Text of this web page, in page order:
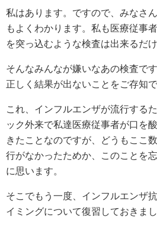
私はあります。ですので、みなさ
もよくわかります。私も医療従事
を突っ込むような検査は出来るだ
そんなみんなが嫌いなあの検査で
正しく結果が出ないことをご存知
これ、インフルエンザが流行する
ック外来で私達医療従事者が口を
きたことなのですが、どうもここ
行がなかったためか、このことを
に思います。
そこでもう一度、インフルエンザ
イミングについて復習しておきまし